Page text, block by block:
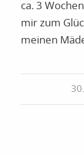
ca. 3
mir zum
meinen